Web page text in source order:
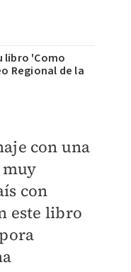
libro 'Como
Regional de la
con una
con
este libro